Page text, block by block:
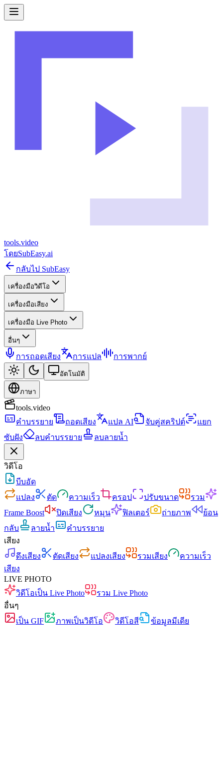
tools.video
โดยSubEasy.ai
กลับไป SubEasy
เครื่องมือวิดีโอ
เครื่องมือเสียง
เครื่องมือ Live Photo
อื่นๆ
การถอดเสียง การแปล การพากย์
อัตโนมัติ
ภาษา
tools.video
คำบรรยาย
ถอดเสียง แปล AI จับคู่สคริปต์
แยก
ซับฝัง
ลบคำบรรยาย ลบลายน้ำ
วิดีโอ
บีบอัด
แปลง
ตัด ความเร็ว ครอป ปรับขนาด
รวม
Frame Boost
ปิดเสียง หมุน ฟิลเตอร์ ถ่ายภาพ
ย้อน
กลับ
ลายน้ำ
คำบรรยาย
เสียง
ดึงเสียง
ตัดเสียง แปลงเสียง รวมเสียง
ความเร็ว
เสียง
LIVE PHOTO
วิดีโอเป็น Live Photo
รวม Live Photo
อื่นๆ
เป็น GIF
ภาพเป็นวิดีโอ วิดีโอสี ข้อมูลมีเดีย